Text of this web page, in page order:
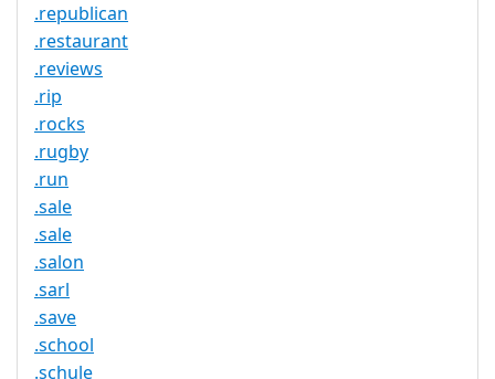
.republican
.restaurant
.reviews
.rip
.rocks
.rugby
.run
.sale
.sale
.salon
.sarl
.save
.school
.schule